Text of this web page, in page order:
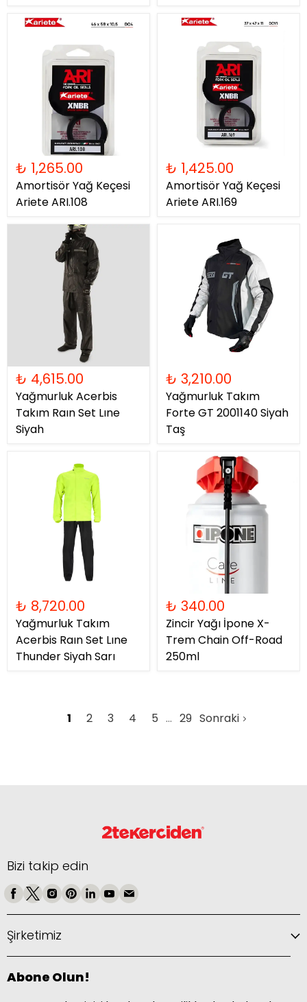
₺ 1,265.00
Amortisör Yağ Keçesi
Ariete ARI.108
₺ 1,425.00
Amortisör Yağ Keçesi
Ariete ARI.169
₺ 4,615.00
Yağmurluk Acerbis
Takım Raın Set Lıne
Siyah
₺ 3,210.00
Yağmurluk Takım
Forte GT 2001140 Siyah
Taş
₺ 8,720.00
Yağmurluk Takım
Acerbis Raın Set Lıne
Thunder Siyah Sarı
₺ 340.00
Zincir Yağı İpone X-
Trem Chain Off-Road
250ml
1 2 3 4 5 29 Sonraki
Bizi takip edin
Şirketimiz
Abone Olun!